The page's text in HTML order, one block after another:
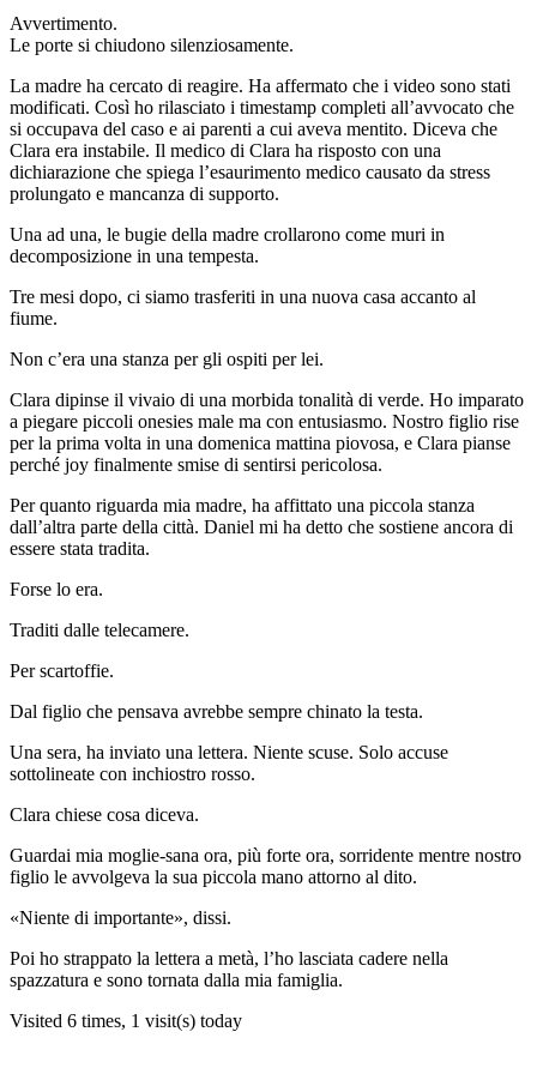
Avvertimento.
Le porte si chiudono silenziosamente.
La madre ha cercato di reagire. Ha affermato che i video sono stati
modificati. Così ho rilasciato i timestamp completi all’avvocato che
si occupava del caso e ai parenti a cui aveva mentito. Diceva che
Clara era instabile. Il medico di Clara ha risposto con una
dichiarazione che spiega l’esaurimento medico causato da stress
prolungato e mancanza di supporto.
Una ad una, le bugie della madre crollarono come muri in
decomposizione in una tempesta.
Tre mesi dopo, ci siamo trasferiti in una nuova casa accanto al
fiume.
Non c’era una stanza per gli ospiti per lei.
Clara dipinse il vivaio di una morbida tonalità di verde. Ho imparato
a piegare piccoli onesies male ma con entusiasmo. Nostro figlio rise
per la prima volta in una domenica mattina piovosa, e Clara pianse
perché joy finalmente smise di sentirsi pericolosa.
Per quanto riguarda mia madre, ha affittato una piccola stanza
dall’altra parte della città. Daniel mi ha detto che sostiene ancora di
essere stata tradita.
Forse lo era.
Traditi dalle telecamere.
Per scartoffie.
Dal figlio che pensava avrebbe sempre chinato la testa.
Una sera, ha inviato una lettera. Niente scuse. Solo accuse
sottolineate con inchiostro rosso.
Clara chiese cosa diceva.
Guardai mia moglie-sana ora, più forte ora, sorridente mentre nostro
figlio le avvolgeva la sua piccola mano attorno al dito.
«Niente di importante», dissi.
Poi ho strappato la lettera a metà, l’ho lasciata cadere nella
spazzatura e sono tornata dalla mia famiglia.
Visited 6 times, 1 visit(s) today